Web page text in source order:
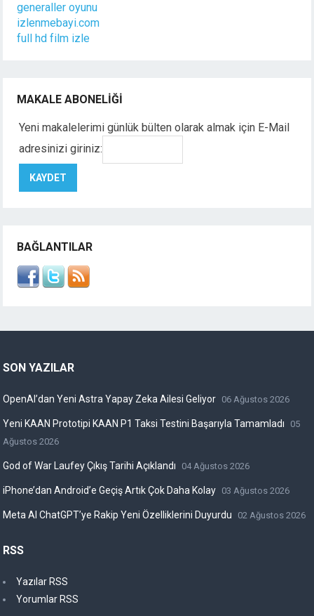
generaller oyunu
izlenmebayi.com
full hd film izle
MAKALE ABONELIĞI
Yeni makalelerimi günlük bülten olarak almak için E-Mail
adresinizi giriniz:
BAĞLANTILAR
SON YAZILAR
OpenAI’dan Yeni Astra Yapay Zeka Ailesi Geliyor 06 Ağustos 2026
Yeni KAAN Prototipi KAAN P1 Taksi Testini Başarıyla Tamamladı
05
Ağustos 2026
God of War Laufey Çıkış Tarihi Açıklandı 04 Ağustos 2026
iPhone’dan Android’e Geçiş Artık Çok Daha Kolay 03 Ağustos 2026
Meta AI ChatGPT’ye Rakip Yeni Özelliklerini Duyurdu 02 Ağustos 2026
RSS
Yazılar RSS
Yorumlar RSS